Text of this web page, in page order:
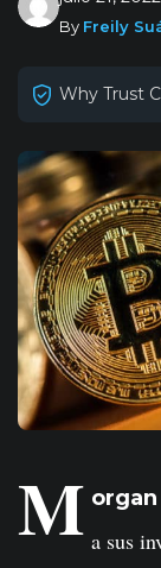
By Freily
Why Trust
M a sus